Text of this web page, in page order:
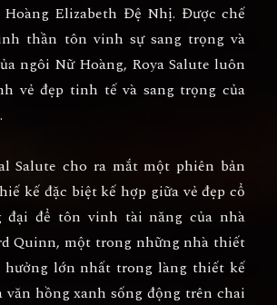
Elizabeth Đệ Nhị. Được chế
thần tôn vinh sự sang trọng và
ngôi Nữ Hoàng, Roya Salute luôn
vẻ đẹp tinh tế và sang trọng của
Salute cho ra mắt một phiên bản
kế đặc biệt kế hợp giữa vẻ đẹp cổ
đại để tôn vinh tài năng của nhà
Quinn, một trong những nhà thiết
hưởng lớn nhất trong làng thiết kế
văn hồng xanh sống động trên chai